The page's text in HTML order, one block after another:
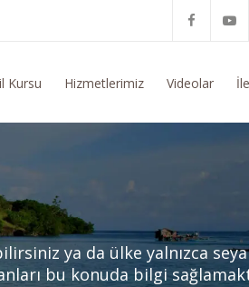
Genel Bilgi Talep Ediyorum
Kursu Hizmetlerimiz Videolar
ya da ülke yalnızca
bu konuda bilgi